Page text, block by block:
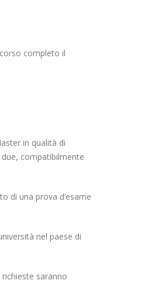
completo il
in qualità di
compatibilmente
di una prova d’esame
nel paese di
saranno